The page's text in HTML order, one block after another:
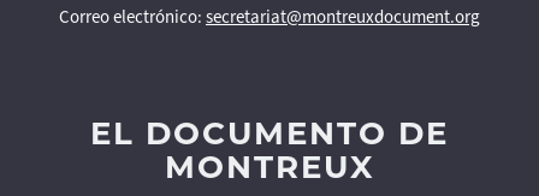
Correo electrónico: secretariat@montreuxdocument.org
EL DOCUMENTO DE
MONTREUX